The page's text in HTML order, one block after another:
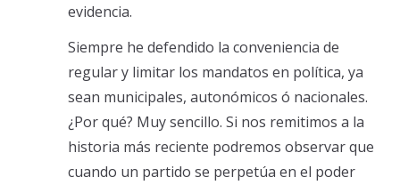
evidencia.
Siempre he defendido la conveniencia de
regular y limitar los mandatos en política, ya
sean municipales, autonómicos ó nacionales.
¿Por qué? Muy sencillo. Si nos remitimos a la
historia más reciente podremos observar que
cuando un partido se perpetúa en el poder